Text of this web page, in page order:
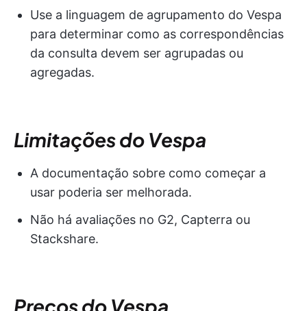
Use a linguagem de agrupamento do Vespa
para determinar como as correspondências
da consulta devem ser agrupadas ou
agregadas.
Limitações do Vespa
A documentação sobre como começar a
usar poderia ser melhorada.
Não há avaliações no G2, Capterra ou
Stackshare.
Preços do Vespa